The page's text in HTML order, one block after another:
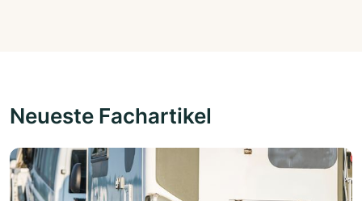
Neueste Fachartikel